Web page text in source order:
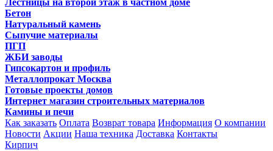
Лестницы на второй этаж в частном доме
Бетон
Натуральный камень
Сыпучие материалы
ПГП
ЖБИ заводы
Гипсокартон и профиль
Металлопрокат Москва
Готовые проекты домов
Интернет магазин строительных материалов
Камины и печи
Как заказать Оплата Возврат товара Информация О компании
Новости Акции Наша техника Доставка Контакты
Кирпич